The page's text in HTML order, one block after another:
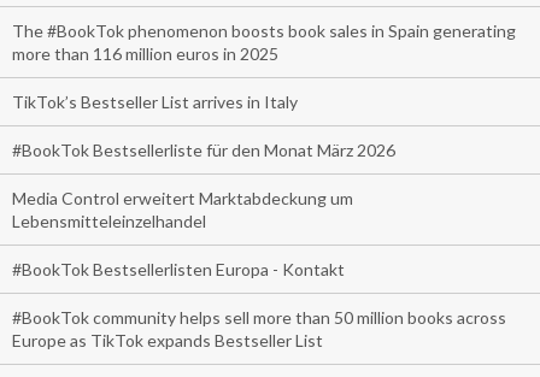
The #BookTok phenomenon boosts book sales in Spain generating
more than 116 million euros in 2025
TikTok’s Bestseller List arrives in Italy
#BookTok Bestsellerliste für den Monat März 2026
Media Control erweitert Marktabdeckung um
Lebensmitteleinzelhandel
#BookTok Bestsellerlisten Europa - Kontakt
#BookTok community helps sell more than 50 million books across
Europe as TikTok expands Bestseller List